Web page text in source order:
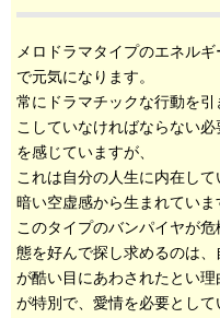
メロドラマタイプのエネル
で元気になります。
常にドラマチックな行動を引
こしていなければならない必
を感じていますが、
これは自分の人生に内在して
暗い空虚感から生まれていま
このタイプのバンパイヤが危
態を好んで探し求めるのは、
が酷い目にあわされたとい
が特別で、愛情を必要とし